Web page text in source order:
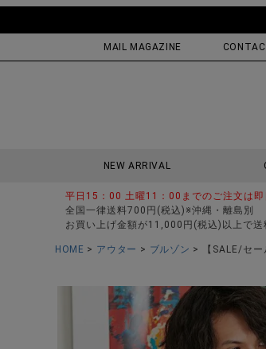
MAIL MAGAZINE
NEW ARRIVAL
平日15：00 土曜11：00までのご注文は即
全国一律送料700円(税込)※沖縄・離島別
お買い上げ金額が11,000円(税込)以上で送
HOME アウター ブルゾン 【SALE/セ